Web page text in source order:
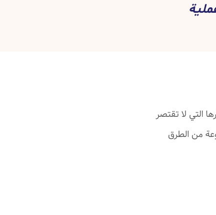
التي لا تقتصر
من الطرق